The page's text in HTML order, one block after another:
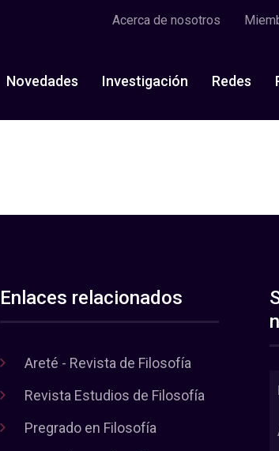
Acerca de nosotros
Novedades Investigación Redes
Enlaces relacionados
Areté - Revista de Filosofía
Revista Estudios de Filosofía
Pregrado en Filosofía